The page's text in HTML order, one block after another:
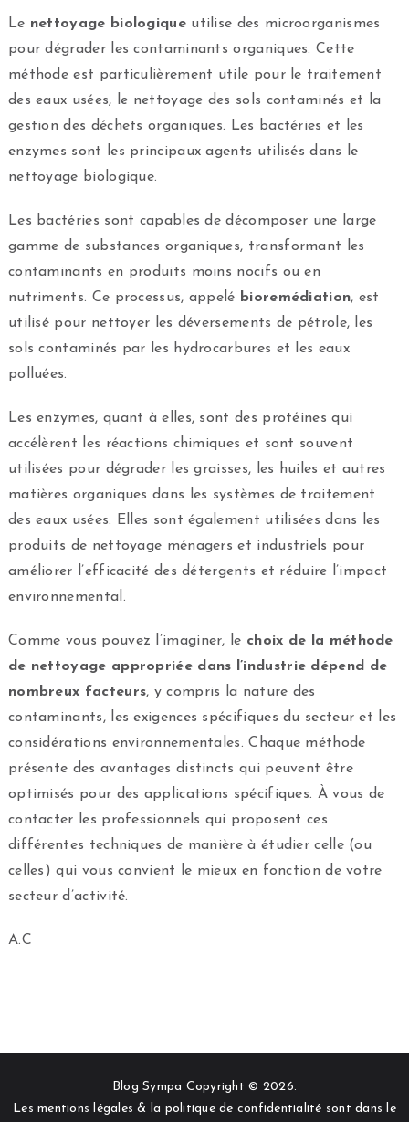
Le nettoyage biologiqueutilise des microorganismes
pour dégrader les contaminants organiques. Cette
méthode est particulièrement utile pour le traitement
des eaux usées, le nettoyage des sols contaminés et la
gestion des déchets organiques. Les bactéries et les
enzymes sont les principaux agents utilisés dans le
nettoyage biologique.
Les bactéries sont capables de décomposer une large
gamme de substances organiques, transformant les
contaminants en produits moins nocifs ou en
nutriments. Ce processus, appelé bioremédiation, est
utilisé pour nettoyer les déversements de pétrole, les
sols contaminés par les hydrocarbures et les eaux
polluées.
Les enzymes, quant à elles, sont des protéines qui
accélèrent les réactions chimiques et sont souvent
utilisées pour dégrader les graisses, les huiles et autres
matières organiques dans les systèmes de traitement
des eaux usées. Elles sont également utilisées dans les
produits de nettoyage ménagers et industriels pour
améliorer l’efficacité des détergents et réduire l’impact
environnemental.
Comme vous pouvez l’imaginer, le choix de la méthode
de nettoyage appropriée dans l’industrie dépend de
nombreux facteurs, y compris la nature des
contaminants, les exigences spécifiques du secteur et les
considérations environnementales. Chaque méthode
présente des avantages distincts qui peuvent être
optimisés pour des applications spécifiques. À vous de
contacter les professionnels qui proposent ces
différentes techniques de manière à étudier celle (ou
celles) qui vous convient le mieux en fonction de votre
secteur d’activité.
A.C
Blog Sympa Copyright © 2026.
Les mentions légales & la politique de confidentialité sont dans le